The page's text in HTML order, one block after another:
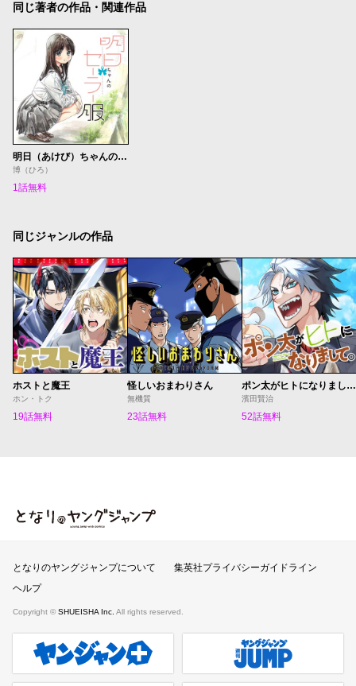
同じ著者の作品・関連作品
明日（あけび）ちゃんのセーラー服 番外編
博（ひろ）
1話無料
同じジャンルの作品
ホストと魔王
ホン・トク
19話無料
怪しいおまわりさん
無機質
23話無料
ポン太がヒトになりまして。
濱田賢治
52話無料
となりのヤングジャンプ
となりのヤングジャンプについて
集英社プライバシーガイドライン
ヘルプ
Copyright © SHUEISHA Inc. All rights reserved.
ヤンジャンプラス 週刊ヤングジャンプ公式サイト